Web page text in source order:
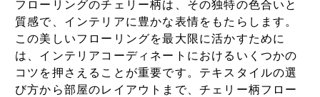
フローリングのチェリー柄は、その独特の色合いと
質感で、インテリアに豊かな表情をもたらします。
この美しいフローリングを最大限に活かすために
は、インテリアコーディネートにおけるいくつかの
コツを押さえることが重要です。テキスタイルの選
び方から部屋のレイアウトまで、チェリー柄フロー